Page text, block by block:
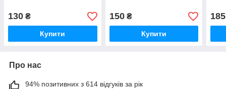
130 ₴
Купити
150₴
Купити
185
Про нас
94% позитивних з 614 відгуків за рік